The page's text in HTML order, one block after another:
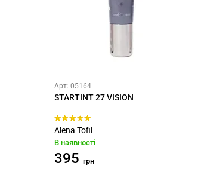
Арт: 05164
STARTINT 27 VISION
Alena Tofil
В наявності
395 грн